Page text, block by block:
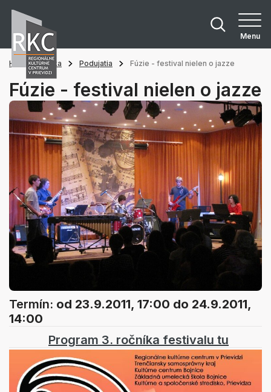
Menu
Hlavná stránka Podujatia Fúzie - festival nielen o jazze
Fúzie - festival nielen o jazze
Termín: od 23.9.2011, 17:00 do 24.9.2011,
14:00
Program 3. ročníka festivalu tu